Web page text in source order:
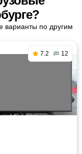
варианты по другим
7.2 12